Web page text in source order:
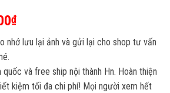
₫Giá
hiện
tại
800,000₫.
nhớ lưu lại ảnh và gửi lại cho shop tư vấn
và free ship nội thành Hn. Hoàn thiện
kiệm tối đa chi phí! Mọi người xem hết